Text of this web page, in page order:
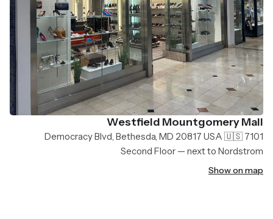
Westfield Mountgomery Mall
7101 Democracy Blvd, Bethesda, MD 20817 USA 🇺🇸
Second Floor — next to Nordstrom
Show on map